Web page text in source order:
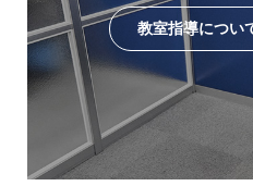
教室指導につい